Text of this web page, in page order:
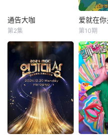
百姓“急难愁盼”的
焦点问题，展现他
通告大咖
好莱坞巨星畅谈如
何踏上改变游戏规
则的主角之路。通
过真诚访谈，他们
深入剖析演艺生涯
的起伏、突破时
刻、成功蓝图以及
新一代的无限潜
力。
通告大咖
第2集
爱就
看似一
剧夏令
真正的
子们完
情况下
子们的
排到他
自己孩
一面。
爱就在你
第10期